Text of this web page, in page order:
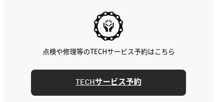
点検や修理等のTECHサービス予約はこちら
TECHサービス予約